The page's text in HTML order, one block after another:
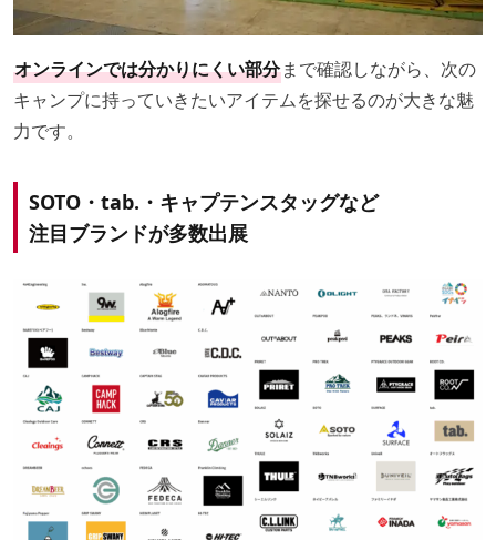
オンラインでは分かりにくい部分まで確認しながら、次の
キャンプに持っていきたいアイテムを探せるのが大きな魅
力です。
SOTO・tab.・キャプテンスタッグなど
注目ブランドが多数出展